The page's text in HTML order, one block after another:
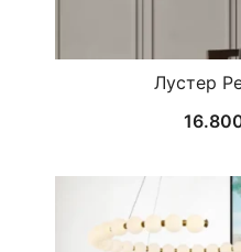
Лустер